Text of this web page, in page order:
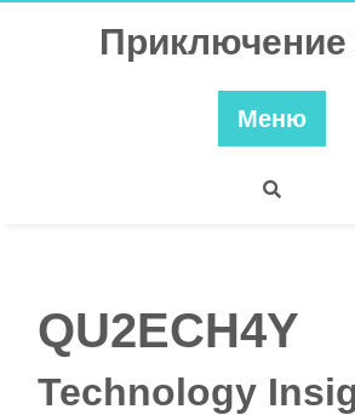
Приключение
Меню
QU2ECH4Y
Technology